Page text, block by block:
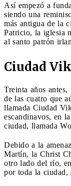
Así empezó a
siendo una
más antigua de la
Patricio, la iglesia
al santo patrón
Ciudad
Treinta años
de las cuatro que
llamada Ciudad
escandinavos, en
ciudad, llamada
Debido a la
Martín, la Christ
otro lado del río,
por toda la ciudad,